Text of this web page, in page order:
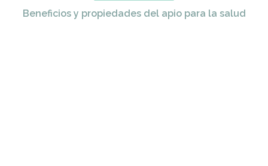
Beneficios y propiedades del apio para la salud